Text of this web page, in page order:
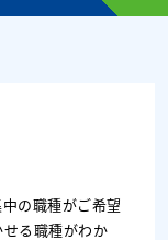
の職種がご希望
る職種がわか